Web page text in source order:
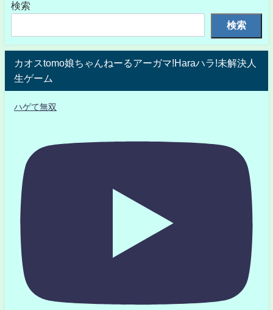
検索
検索
カオスtomo娘ちゃんねーるアーガマ!Haraハラ!未解決人
生ゲーム
ハゲて無双